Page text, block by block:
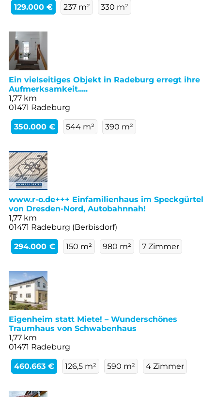
129.000 € 237 m² 330 m²
Ein vielseitiges Objekt in Radeburg erregt ihre
Aufmerksamkeit.....
1,77 km
01471 Radeburg
350.000 € 544 m² 390 m²
www.r-o.de+++ Einfamilienhaus im Speckgürtel
von Dresden-Nord, Autobahnnah!
1,77 km
01471 Radeburg (Berbisdorf)
294.000 € 150 m² 980 m² 7 Zimmer
Eigenheim statt Miete! – Wunderschönes
Traumhaus von Schwabenhaus
1,77 km
01471 Radeburg
460.663 € 126,5 m² 590 m² 4 Zimmer